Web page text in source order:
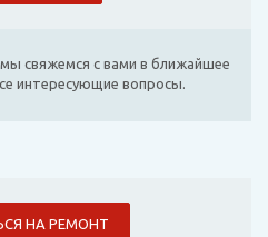
свяжемся с вами в ближайшее
интересующие вопросы.
НА РЕМОНТ